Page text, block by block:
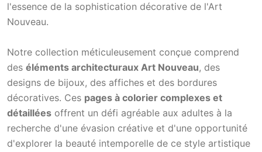
l'essence de la sophistication décorative de l'Art
Nouveau.
Notre collection méticuleusement conçue comprend
des éléments architecturaux Art Nouveau, des
designs de bijoux, des affiches et des bordures
décoratives. Ces pages à colorier complexes et
détaillées offrent un défi agréable aux adultes à la
recherche d'une évasion créative et d'une opportunité
d'explorer la beauté intemporelle de ce style artistique